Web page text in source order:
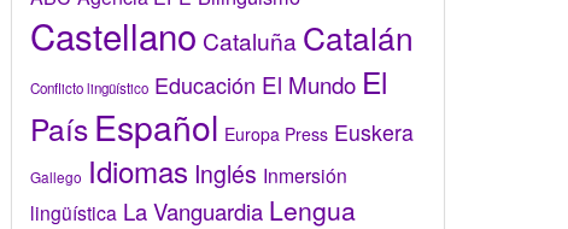
Castellano Cataluña Catalán
Conflicto lingüístico Educación El Mundo El
País Español Europa Press Euskera
Gallego Idiomas Inglés Inmersión
lingüística La Vanguardia Lengua